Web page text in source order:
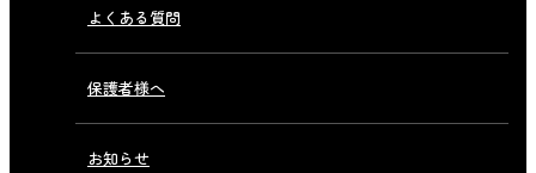
よくある質問
保護者様へ
お知らせ